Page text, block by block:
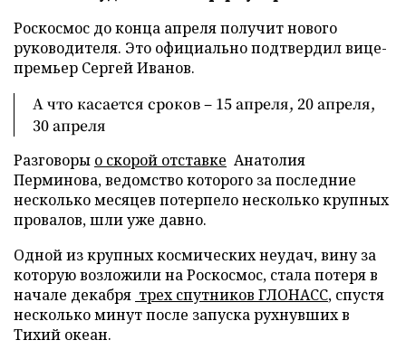
Роскосмос до конца апреля получит нового
руководителя. Это официально подтвердил вице-
премьер Сергей Иванов.
А что касается сроков – 15 апреля, 20 апреля,
30 апреля
Разговоры о скорой отставке Анатолия
Перминова, ведомство которого за последние
несколько месяцев потерпело несколько крупных
провалов, шли уже давно.
Одной из крупных космических неудач, вину за
которую возложили на Роскосмос, стала потеря в
начале декабря трех спутников ГЛОНАСС, спустя
несколько минут после запуска рухнувших в
Тихий океан.